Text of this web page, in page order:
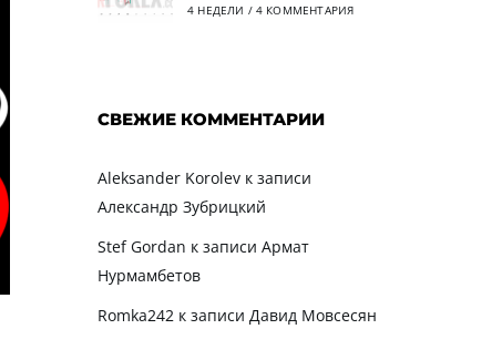
4 НЕДЕЛИ / 4 КОММЕНТАРИЯ
СВЕЖИЕ КОММЕНТАРИИ
Aleksander Korolevк записи
Александр Зубрицкий
Stef Gordan к записи Армат
Нурмамбетов
Romka242 к записи Давид Мовсесян